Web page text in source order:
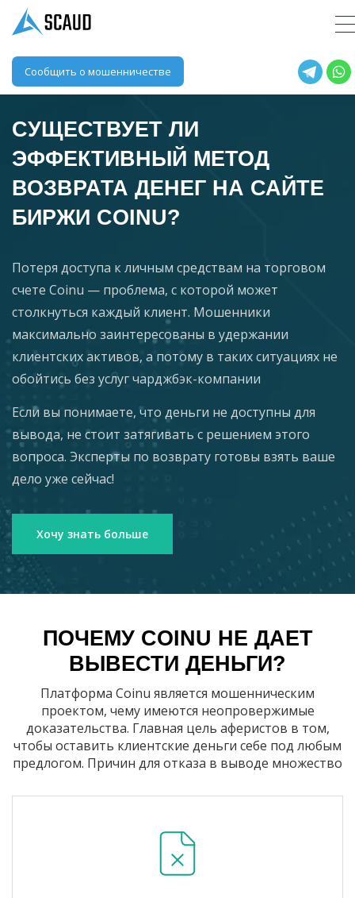
Сообщить о мошенничестве
СУЩЕСТВУЕТ ЛИ
ЭФФЕКТИВНЫЙ МЕТОД
ВОЗВРАТА ДЕНЕГ НА САЙТЕ
БИРЖИ COINU?
Потеря доступа к личным средствам на торговом
счете Coinu — проблема, с которой может
столкнуться каждый клиент. Мошенники
максимально заинтересованы в удержании
клиентских активов, а потому в таких ситуациях не
обойтись без услуг чарджбэк-компании
Если вы понимаете, что деньги не доступны для
вывода, не стоит затягивать с решением этого
вопроса. Эксперты по возврату готовы взять ваше
дело уже сейчас!
Хочу знать больше
ПОЧЕМУ COINU НЕ ДАЕТ
ВЫВЕСТИ ДЕНЬГИ?
Платформа Coinu является мошенническим
проектом, чему имеются неопровержимые
доказательства. Главная цель аферистов в том,
чтобы оставить клиентские деньги себе под любым
предлогом. Причин для отказа в выводе множество